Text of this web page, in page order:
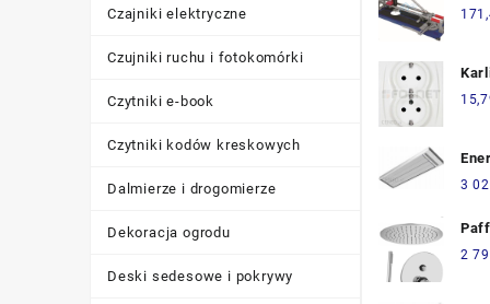
Czajniki elektryczne
Czujniki ruchu i fotokomórki
Czytniki e-book
Czytniki kodów kreskowych
Dalmierze i drogomierze
Dekoracja ogrodu
Deski sedesowe i pokrywy
3
2